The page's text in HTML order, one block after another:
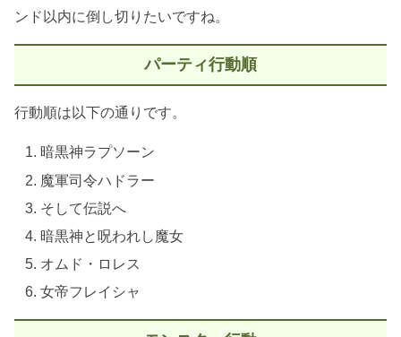
ンド以内に倒し切りたいですね。
パーティ行動順
行動順は以下の通りです。
暗黒神ラプソーン
魔軍司令ハドラー
そして伝説へ
暗黒神と呪われし魔女
オムド・ロレス
女帝フレイシャ